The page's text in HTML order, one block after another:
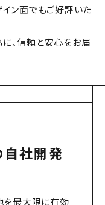
イン面でもご好評いた
、信頼と安心をお届
自社開発
最大限に有効